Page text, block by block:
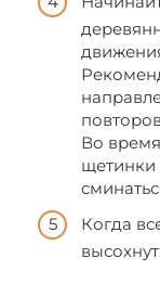
Во
щетинки
Когда